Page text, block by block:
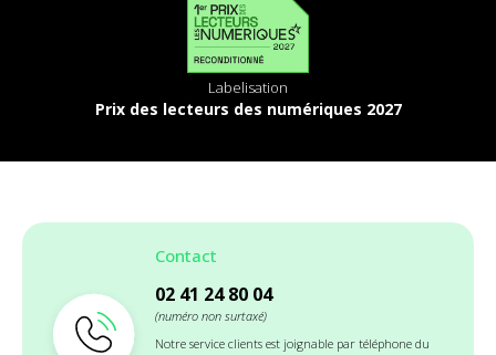
Labelisation
Prix des lecteurs des numériques 2027
Contact
02 41 24 80 04
(numéro non surtaxé)
Notre service clients est joignable par téléphone du